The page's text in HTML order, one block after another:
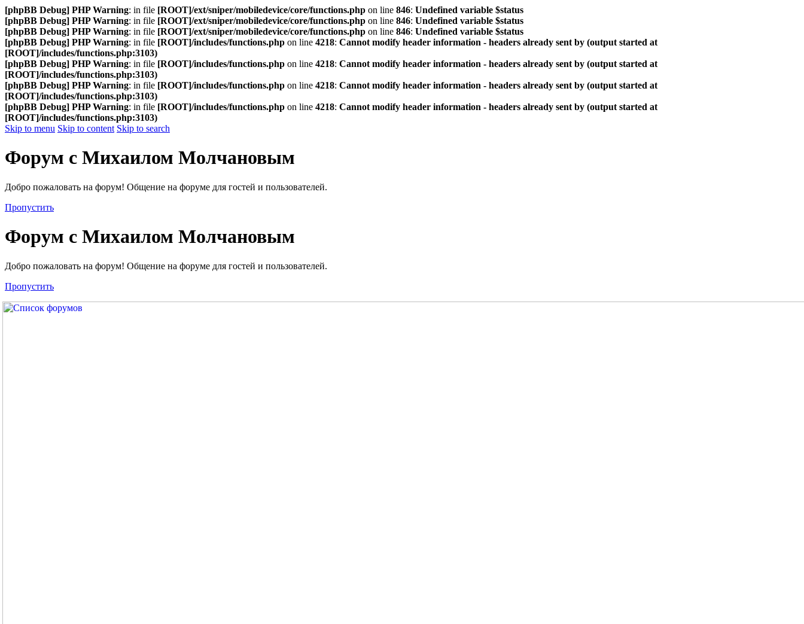
[phpBB Debug] PHP Warning: in file [ROOT]/ext/sniper/mobiledevice/core/functions.php on line 846: Undefined variable $status
[phpBB Debug] PHP Warning: in file [ROOT]/ext/sniper/mobiledevice/core/functions.php on line 846: Undefined variable $status
[phpBB Debug] PHP Warning: in file [ROOT]/ext/sniper/mobiledevice/core/functions.php on line 846: Undefined variable $status
[phpBB Debug] PHP Warning: in file [ROOT]/includes/functions.php on line 4218: Cannot modify header information - headers already sent by (output started at
[ROOT]/includes/functions.php:3103)
[phpBB Debug] PHP Warning: in file [ROOT]/includes/functions.php on line 4218: Cannot modify header information - headers already sent by (output started at
[ROOT]/includes/functions.php:3103)
[phpBB Debug] PHP Warning: in file [ROOT]/includes/functions.php on line 4218: Cannot modify header information - headers already sent by (output started at
[ROOT]/includes/functions.php:3103)
[phpBB Debug] PHP Warning: in file [ROOT]/includes/functions.php on line 4218: Cannot modify header information - headers already sent by (output started at
[ROOT]/includes/functions.php:3103)
Skip to menu Skip to content Skip to search
Форум с Михаилом Молчановым
Добро пожаловать на форум! Общение на форуме для гостей и пользователей.
Пропустить
Форум с Михаилом Молчановым
Добро пожаловать на форум! Общение на форуме для гостей и пользователей.
Пропустить